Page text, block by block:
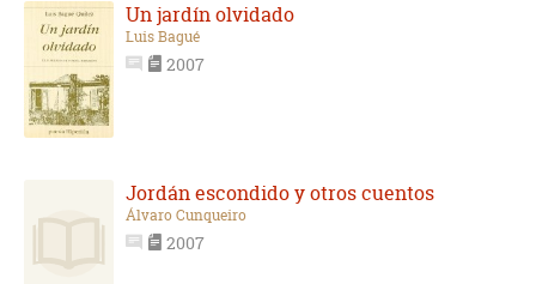
Un jardín olvidado
Luis Bagué
2007
Jordán escondido y otros cuentos
Álvaro Cunqueiro
2007